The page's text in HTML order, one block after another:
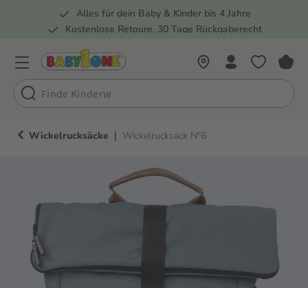
Zur Hauptnavigation springen
Alles für dein Baby & Kinder bis 4 Jahre
Kostenlose Retoure, 30 Tage Rückgaberecht
Wickelrucksäcke | Wickelrucksack N°6